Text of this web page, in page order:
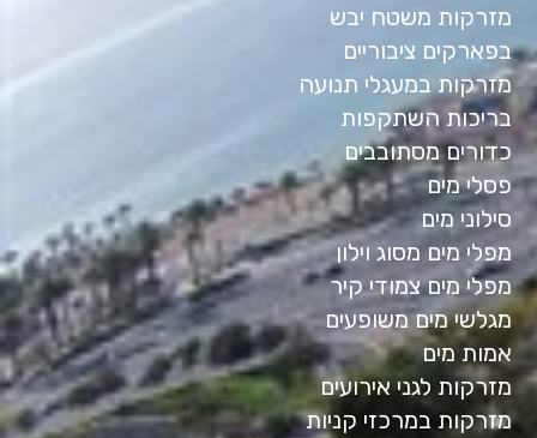
מזרקות משטח יבש
בפארקים ציבוריים
מזרקות במעגלי תנועה
בריכות השתקפות
כדורים מסתובבים
פסלי מים
סילוני מים
מפלי מים מסוג וילון
מפלי מים צמודי קיר
מגלשי מים משופעים
אמות מים
מזרקות לגני אירועים
מזרקות במרכזי קניות